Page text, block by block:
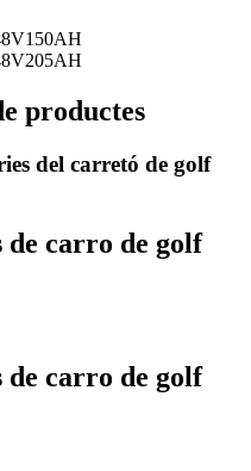
productes
del carretó de golf
de carro de golf
de carro de golf